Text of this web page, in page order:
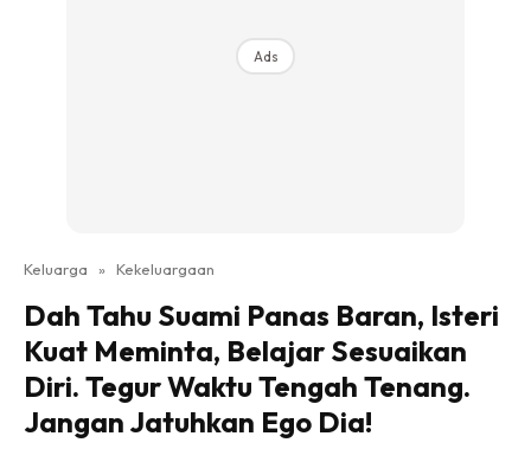
Ads
Keluarga » Kekeluargaan
Dah Tahu Suami Panas Baran, Isteri
Kuat Meminta, Belajar Sesuaikan
Diri. Tegur Waktu Tengah Tenang.
Jangan Jatuhkan Ego Dia!